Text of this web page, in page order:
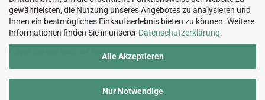
gewährleisten, die Nutzung unseres Angebotes zu analysieren und
Ihnen ein bestmögliches Einkaufserlebnis bieten zu können. Weitere
Informationen finden Sie in unserer Datenschutzerklärung.
Alle Akzeptieren
Nur Notwendige
Folgen Sie uns auch auf Facebook